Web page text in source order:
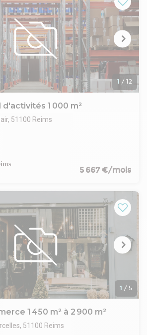
1 / 12
1 000 m²
51100 Reims
1 000 m², réparti comme suit :
5 667 €/mois
1 / 5
1 450 m² à 2 900 m²
51100 Reims